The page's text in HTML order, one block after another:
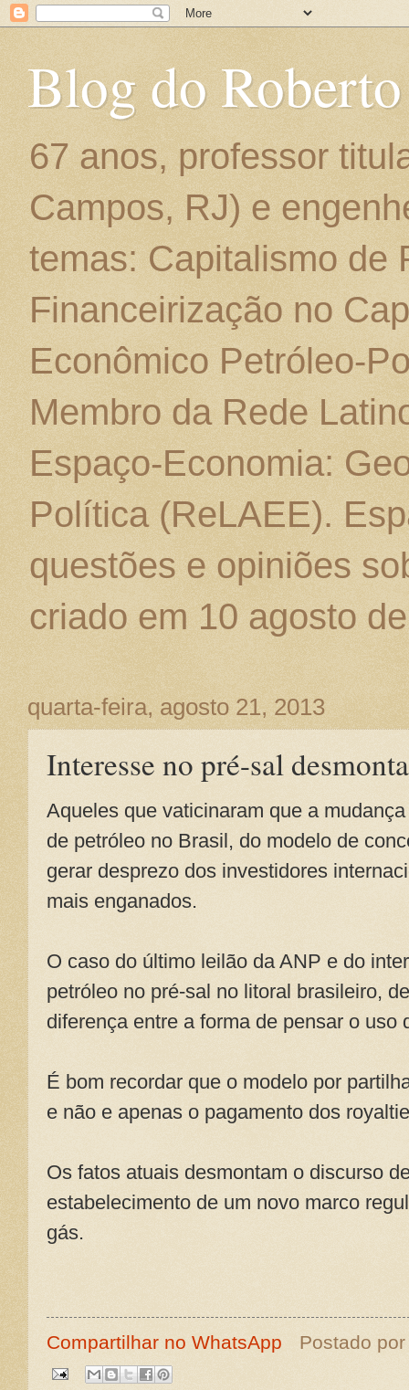
Blog do
67 anos, professor
Campos, RJ) e
temas: Capitalismo de
Financeirização no
Econômico Petróleo-
Membro da Rede
Espaço-Economia:
Política (ReLAEE).
questões e opiniões
criado em 10 agosto
quarta-feira, agosto 21, 2013
Interesse no pré-sal
Aqueles que vaticinaram que a
de petróleo no Brasil, do modelo de
gerar desprezo dos investidores
mais enganados.
O caso do último leilão da ANP e do
petróleo no pré-sal no litoral brasileiro,
diferença entre a forma de pensar o uso
É bom recordar que o modelo por
e não e apenas o pagamento dos
Os fatos atuais desmontam o discurso
estabelecimento de um novo marco
gás.
Compartilhar no WhatsApp Postado